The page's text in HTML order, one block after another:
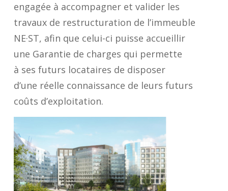
engagée à accompagner et valider les
travaux de restructuration de l’immeuble
NE·ST, afin que celui-ci puisse accueillir
une Garantie de charges qui permette
à ses futurs locataires de disposer
d’une réelle connaissance de leurs futurs
coûts d’exploitation.